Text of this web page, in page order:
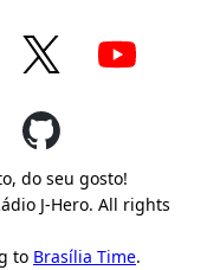
do seu gosto!
J-Hero. All rights
to Brasília Time.